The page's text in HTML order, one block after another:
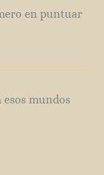
en puntuar
mundos